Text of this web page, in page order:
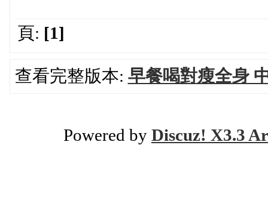
頁: [1]
查看完整版本: 早餐喝對瘦全身
Powered by Discuz! X3.3